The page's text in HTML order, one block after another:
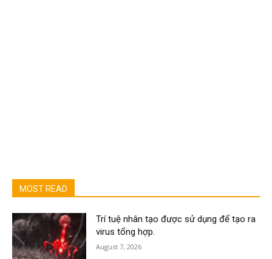
MOST READ
Trí tuệ nhân tạo được sử dụng để tạo ra
virus tổng hợp.
August 7, 2026